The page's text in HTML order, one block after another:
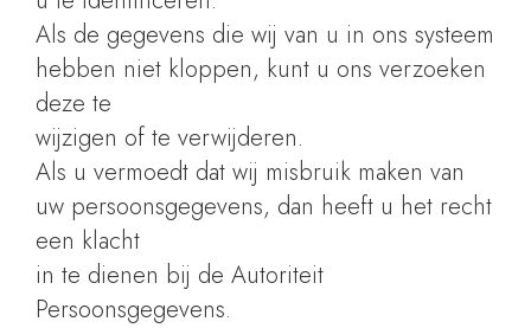
Als de gegevens die wij van u in ons systeem
hebben niet kloppen, kunt u ons verzoeken
deze te
wijzigen of te verwijderen.
Als u vermoedt dat wij misbruik maken van
uw persoonsgegevens, dan heeft u het recht
een klacht
in te dienen bij de Autoriteit
Persoonsgegevens.